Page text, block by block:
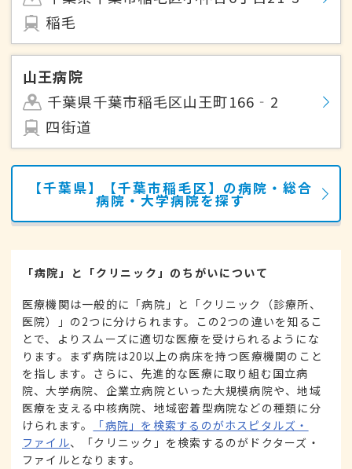
稲毛
山王病院
千葉県千葉市稲毛区山王町166‐2
四街道
【千葉県】【千葉市稲毛区】の病院・総合
病院・大学病院を探す
「病院」と「クリニック」のちがいについて
医療機関は一般的に「病院」と「クリニック（診療所、
医院）」の2つに分けられます。この2つの違いを知るこ
とで、よりスムーズに適切な医療を受けられるようにな
ります。まず病院は20以上の病床を持つ医療機関のこと
を指します。さらに、先進的な医療に取り組む国立病
院、大学病院、企業立病院といった大規模病院や、地域
医療を支える中核病院、地域密着型病院などの種類に分
けられます。
「病院」を検索するのがホスピタルズ・
ファイル、「クリニック」を検索するのがドクターズ・
ファイルとなります。